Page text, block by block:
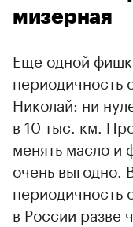
мизерная
Еще одной
периодичность
Николай: ни
в 10 тыс. км.
менять масло и
очень выгодно.
периодичность
в России разве